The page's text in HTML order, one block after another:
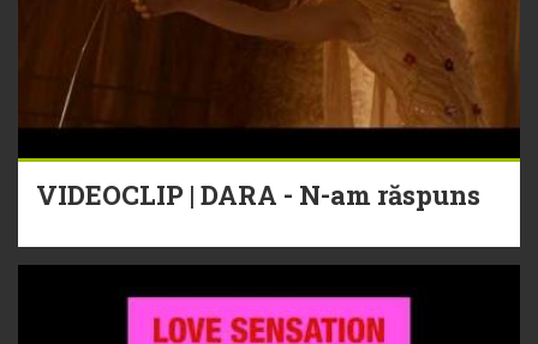
VIDEOCLIP | DARA - N-am răspuns